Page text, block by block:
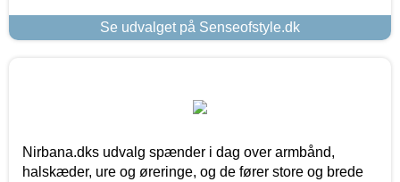
Se udvalget på Senseofstyle.dk
Nirbana.dks udvalg spænder i dag over armbånd,
halskæder, ure og øreringe, og de fører store og brede